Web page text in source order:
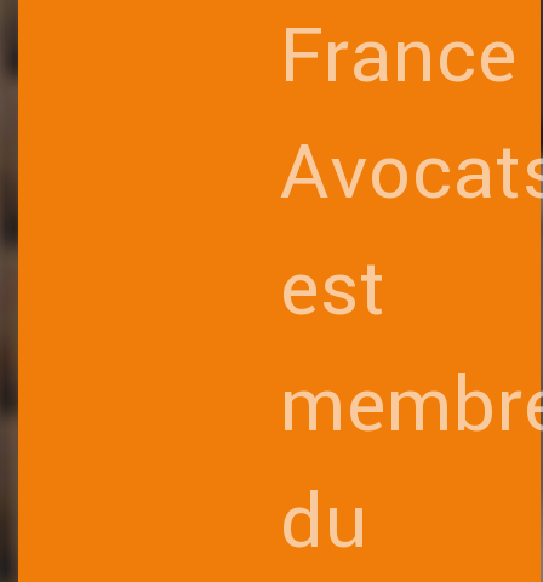
France
est
du